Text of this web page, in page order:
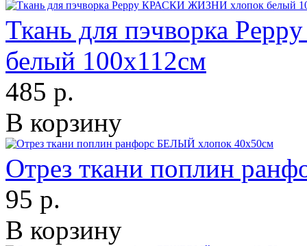
Ткань для пэчворка
белый 100х112см
485 р.
В корзину
Отрез ткани поплин
95 р.
В корзину